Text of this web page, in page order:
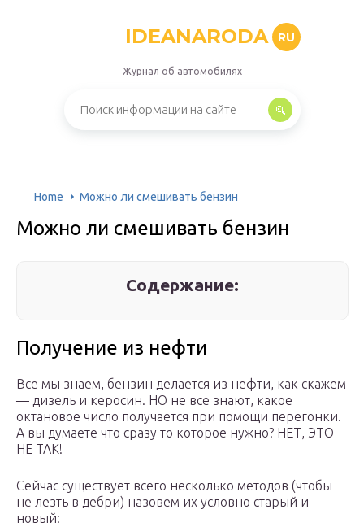
IDEANARODA RU
Журнал об автомобилях
Home Можно ли смешивать бензин
Можно ли смешивать бензин
Содержание:
Получение из нефти
Все мы знаем, бензин делается из нефти, как скажем
— дизель и керосин. НО не все знают, какое
октановое число получается при помощи перегонки.
А вы думаете что сразу то которое нужно? НЕТ, ЭТО
НЕ ТАК!
Сейчас существует всего несколько методов (чтобы
не лезть в дебри) назовем их условно старый и
новый: